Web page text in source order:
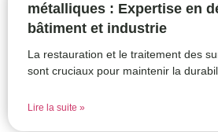
métalliques : Expertise en
bâtiment et industrie
La restauration et le traitement des
sont cruciaux pour maintenir la
Lire la suite »